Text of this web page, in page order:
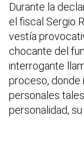
Durante la
el fiscal Sergio
vestía
chocante del
interrogante
proceso, donde
personales
personalidad,